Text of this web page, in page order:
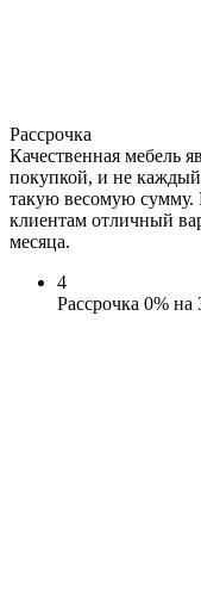
Рассрочка
Качественная мебель
покупкой, и не каждый
такую весомую сумму.
клиентам отличный
месяца.
4
Рассрочка 0% на